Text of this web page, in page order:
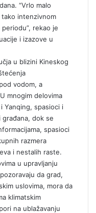
“Vrlo malo
intenzivnom
rekao je
i izazove u
u blizini Kineskog
vodom, a
mnogim delovima
Yanqing, spasioci i
građana, dok se
spasioci
razmera
i nestalih raste.
u upravljanju
da grad,
uslovima, mora da
klimatskim
na ublažavanju